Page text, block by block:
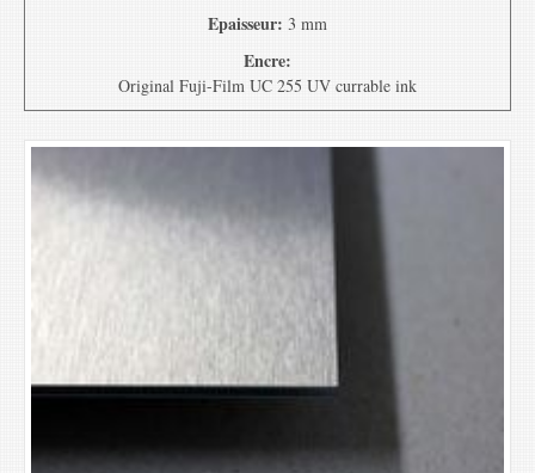
Epaisseur: 3 mm
Encre:
Original Fuji-Film UC 255 UV currable ink